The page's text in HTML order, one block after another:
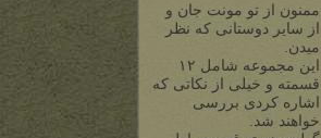
ممنون از تو مونت جان و
از سایر دوستانی که نظر
میدن.
این مجموعه شامل ۱۲
قسمته و خیلی از نکاتی که
اشاره کردی بررسی
خواهند شد.